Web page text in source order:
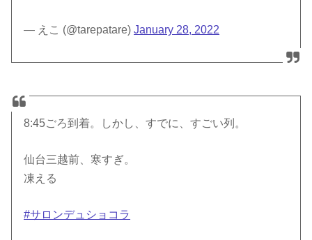
— えこ (@tarepatare)January 28, 2022
8:45ごろ到着。しかし、すでに、すごい列。
仙台三越前、寒すぎ。
凍える
#サロンデュショコラ